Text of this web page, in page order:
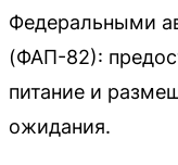
Федеральными
(ФАП-82):
питание и
ожидания.